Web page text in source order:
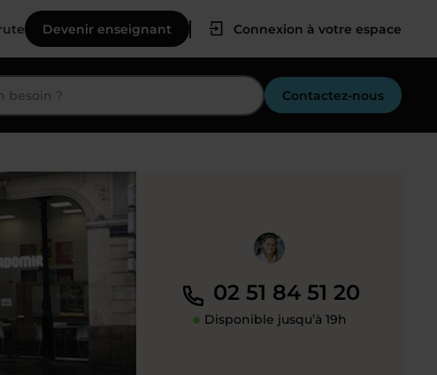
Devenir enseignant Connexion à votre espace
Contactez-nous
02 51 84 51 20
Disponible jusqu’à 19h